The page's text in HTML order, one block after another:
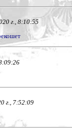
г., 8:10:55
г., 7:52:09